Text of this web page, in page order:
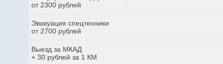
от 2300 рублей
Эвакуация спецтехники
от 2700 рублей
Выезд за МКАД
+ 30 рублей за 1 КМ